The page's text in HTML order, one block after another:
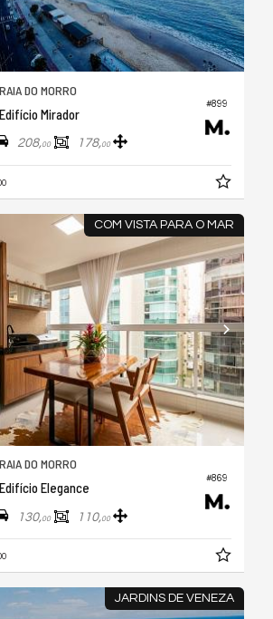
#899
DO MORRO
Mirador
208,00 178,00
COM VISTA PARA O MAR
#869
DO MORRO
Elegance
130,00 110,00
JARDINS DE VENEZA